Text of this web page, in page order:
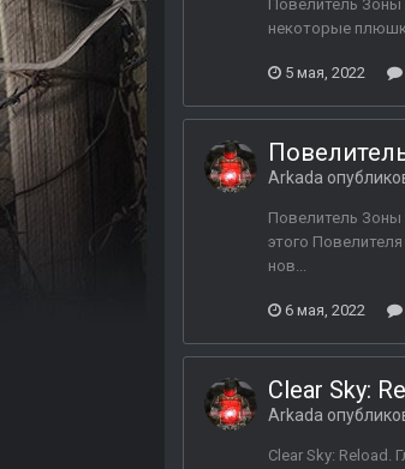
Повелитель Зоны
некоторые
5 мая, 2022
Arkada
Повелитель Зоны
этого
нов...
6 мая, 2022
Clear Sky:
Arkada
Clear Sky: Reload.